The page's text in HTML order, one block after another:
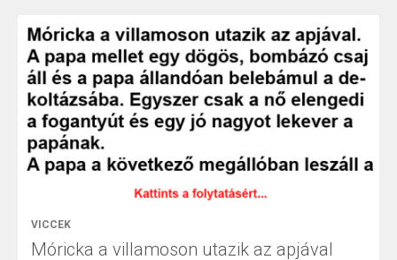
VICCEK
Móricka a villamoson utazik az apjával